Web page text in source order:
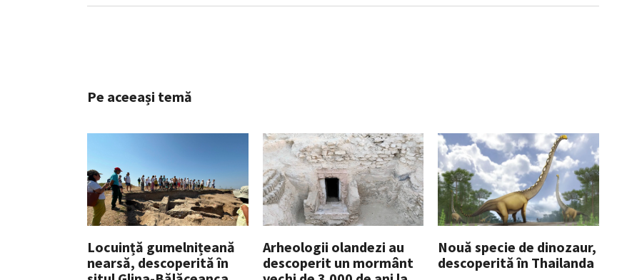
Pe aceeași temă
Locuință gumelnițeană
nearsă, descoperită în
Arheologii olandezi au
descoperit un mormânt
Nouă specie de dinozaur,
descoperită în Thailanda